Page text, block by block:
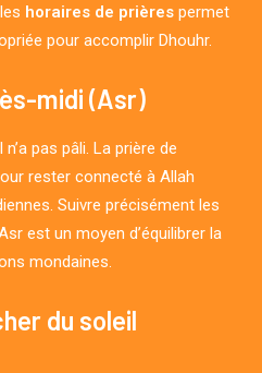
horaires de prières permet
pour accomplir Dhouhr.
midi (Asr)
pas pâli. La prière de
rester connecté à Allah
Suivre précisément les
est un moyen d’équilibrer la
mondaines.
du soleil